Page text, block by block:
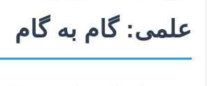
علمی: گام به گام